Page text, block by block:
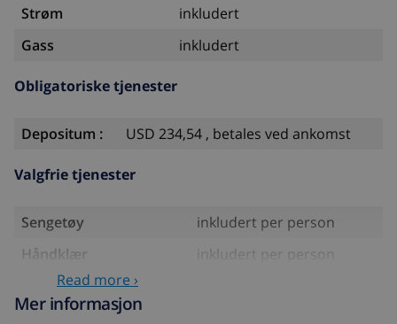
Strøm
inkludert
Gass
inkludert
Obligatoriske tjenester
Depositum : USD 234,54 , betales ved ankomst
Valgfrie tjenester
Sengetøy
inkludert per person
Håndklær
inkludert per person
Barneseng
Read more ›
Mer informasjon